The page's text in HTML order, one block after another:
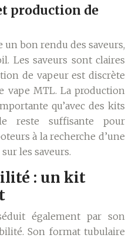
production de
bon rendu des saveurs,
Les saveurs sont claires
de vapeur est discrète
vape MTL. La production
qu’avec des kits
reste suffisante pour
à la recherche d’une
les saveurs.
: un kit
également par son
Son format tubulaire